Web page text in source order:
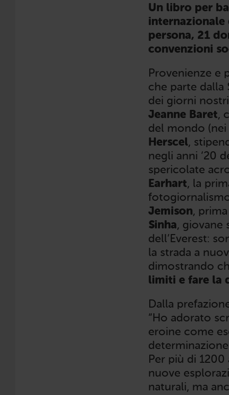
Un libro per
internazionale
persona, 21
convenzioni
Provenienze e
che parte dalla
dei giorni
Jeanne Baret,
del mondo
Herscel,
negli anni ‘20
spericolate
Earhart, la
Jemison,
Sinha, giovane
dell’Everest:
la strada a
dimostrando
limiti e fare la
Dalla
“Ho adorato
eroine come
Per più di
nuove
naturali, ma